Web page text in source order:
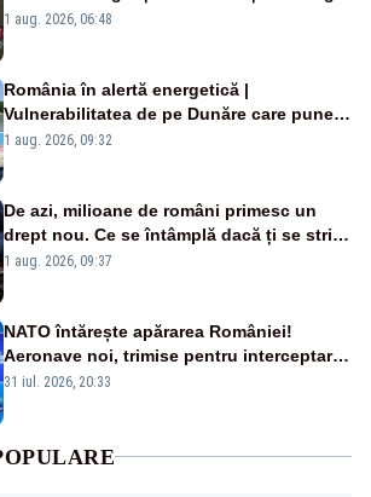
„BBB-” cu perspectivă negativă
1 aug. 2026, 06:48
România în alertă energetică |
Vulnerabilitatea de pe Dunăre care pune
în pericol Centrala Cernavodă era
1 aug. 2026, 09:32
De azi, milioane de români primesc un
drept nou. Ce se întâmplă dacă ți se strică
un produs
1 aug. 2026, 09:37
NATO întărește apărarea României!
Aeronave noi, trimise pentru interceptarea
și distrugerea dronelor
31 iul. 2026, 20:33